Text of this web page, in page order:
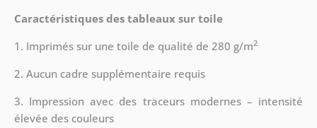
Caractéristiques des tableaux sur toile
1. Imprimés sur une toile de qualité de 280 g/m2
2. Aucun cadre supplémentaire requis
3. Impression avec des traceurs modernes – intensité
élevée des couleurs